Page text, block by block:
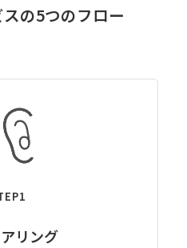
の5つのフロー
リング